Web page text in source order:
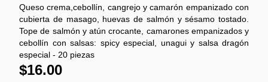
Queso crema,cebollín, cangrejo y camarón empanizado con
cubierta de masago, huevas de salmón y sésamo tostado.
Tope de salmón y atún crocante, camarones empanizados y
cebollín con salsas: spicy especial, unagui y salsa dragón
especial - 20 piezas
$16.00